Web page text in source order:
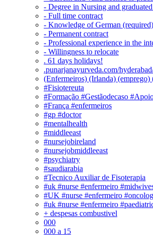
- Degree in Nursing and
- Full time contract
- Knowledge of German (required)
- Permanent contract
- Professional experience in the
- Willingness to relocate
. 61 days holidays!
.punarjanayurveda.com/
(Enfermeiros) (Irlanda)
#Fisiotereuta
#Formação #Gestãodecaso
#França #enfermeiros
#gp #doctor
#mentalhealth
#middleeast
#nursejobireland
#nursejobmiddleeast
#psychiatry
#saudiarabia
#Tecnico Auxiliar de Fisoterapia
#uk #nurse #enfermeiro
#UK #nurse #enfermeiro
#uk #nurse #enfermeiro
+ despesas combustivel
000
000 a 15